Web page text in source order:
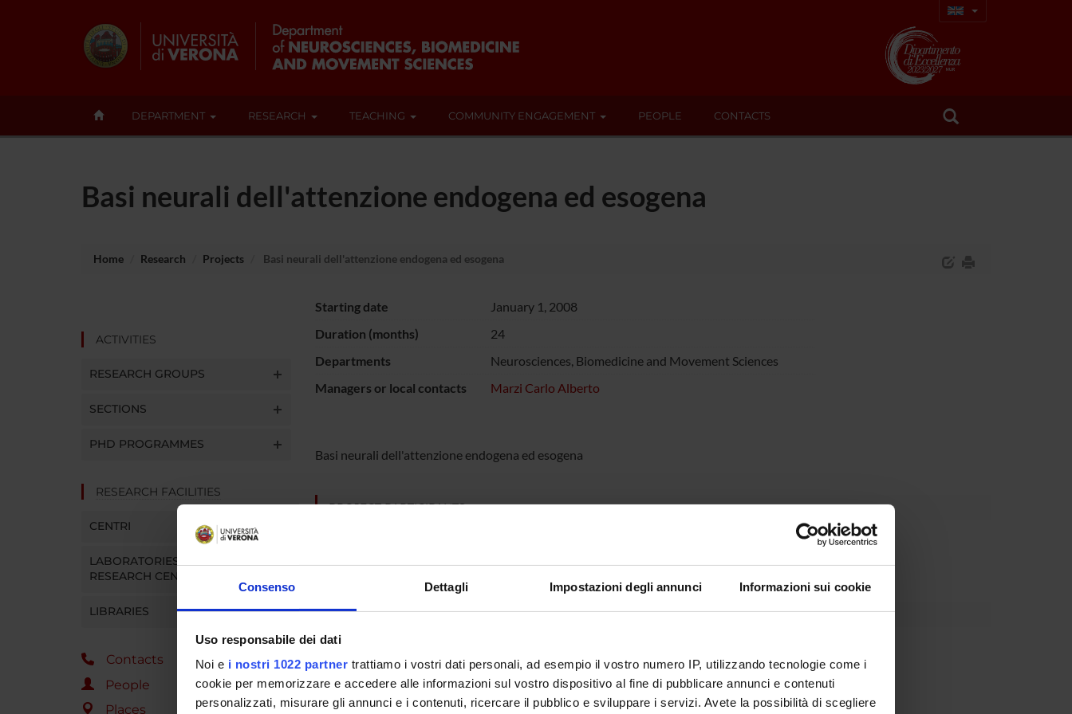
Consenso Dettagli Impostazioni degli annunci Informazioni sui cookie
Uso responsabile dei dati
Noi e i nostri 1022 partner trattiamo i vostri dati personali, ad esempio il vostro numero IP, utilizzando tecnologie come i
cookie per memorizzare e accedere alle informazioni sul vostro dispositivo al fine di pubblicare annunci e contenuti
personalizzati, misurare gli annunci e i contenuti, ricercare il pubblico e sviluppare i servizi. Avete la possibilità di scegliere
DEPARTMENT RESEARCH TEACHING COMMUNITY ENGAGEMENT PEOPLE CONTACTS
Basi neurali dell'attenzione endogena ed esogena
Home Research Projects Basi neurali dell'attenzione endogena ed esogena
ACTIVITIES
RESEARCH GROUPS
SECTIONS
PHD PROGRAMMES
RESEARCH FACILITIES
CENTRI
LABORATORIES AND
RESEARCH CENTRES
LIBRARIES
Contacts
People
Places
Starting date
January 1, 2008
Duration (months)
24
Departments
Neurosciences, Biomedicine and Movement Sciences
Managers or local contacts
Marzi Carlo Alberto
Basi neurali dell'attenzione endogena ed esogena
PROJECT PARTICIPANTS
COLLABORATORI ESTERNI
Emiliano Macaluso
IRCCS - Roma